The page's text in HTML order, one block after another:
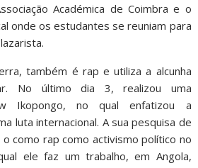
Académica de Coimbra e o
onde os estudantes se reuniam para
também é rap e utiliza a alcunha
No último dia 3, realizou uma
Ikopongo, no qual enfatizou a
luta internacional. A sua pesquisa de
como rap como activismo político no
ele faz um trabalho, em Angola,